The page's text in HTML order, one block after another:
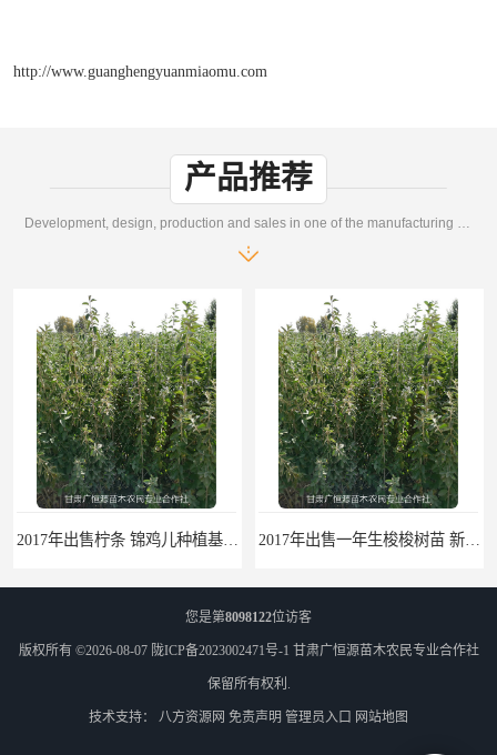
http://www.guanghengyuanmiaomu.com
产品推荐
Development, design, production and sales in one of the manufacturing enterprises
2017年出售柠条 锦鸡儿种植基地 甘肃广恒源苗木基地 2017年出售一年生梭梭树苗 新疆梭梭沙地绿化种植肉苁蓉
您是第8098122位访客
版权所有 ©2026-08-07 陇ICP备2023002471号-1 甘肃广恒源苗木农民专业合作社
保留所有权利.
技术支持： 八方资源网 免责声明 管理员入口 网站地图